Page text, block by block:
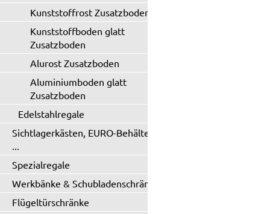
Kunststoffrost Zusatzboden
Kunststoffboden glatt
Zusatzboden
Alurost Zusatzboden
Aluminiumboden glatt
Zusatzboden
Edelstahlregale
Sichtlagerkästen, EURO-Behälter
...
Spezialregale
Werkbänke & Schubladenschränke
Flügeltürschränke